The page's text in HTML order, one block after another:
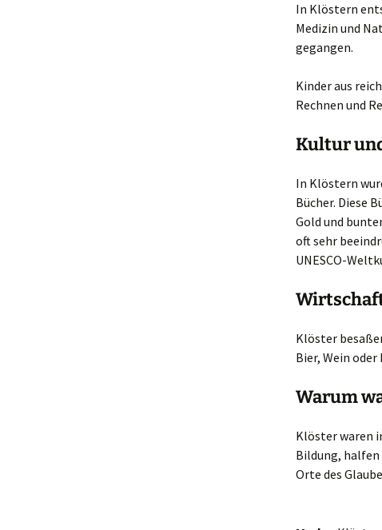
In Klöstern
Medizin und
gegangen.
Kinder aus
Rechnen und
Kultur
In Klöstern
Bücher. Diese
Gold und
oft sehr
UNESCO-
Klöster
Bier, Wein
Warum
Klöster waren
Bildung, halfen
Orte des